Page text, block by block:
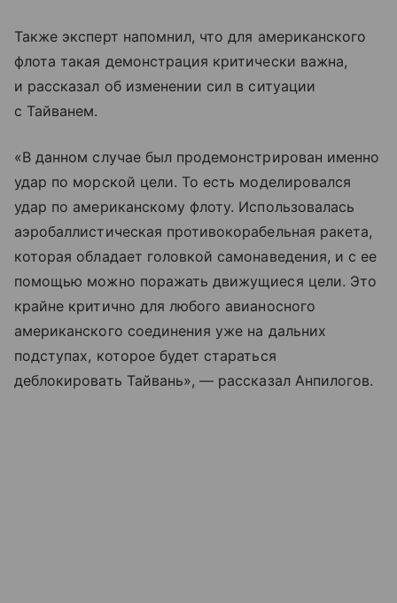
Также эксперт напомнил, что для американского
флота такая демонстрация критически важна,
и рассказал об изменении сил в ситуации
с Тайванем.
«В данном случае был продемонстрирован именно
удар по морской цели. То есть моделировался
удар по американскому флоту. Использовалась
аэробаллистическая противокорабельная ракета,
которая обладает головкой самонаведения, и с ее
помощью можно поражать движущиеся цели. Это
крайне критично для любого авианосного
американского соединения уже на дальних
подступах, которое будет стараться
деблокировать Тайвань», — рассказал Анпилогов.